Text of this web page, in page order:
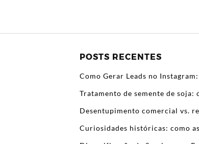
POSTS RECENTES
Como Gerar Leads no
Tratamento de semente de
Desentupimento comercial vs.
Curiosidades históricas: como